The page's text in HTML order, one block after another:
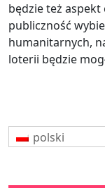
będzie też
publiczność
humanitarnych,
loterii będzie
polski